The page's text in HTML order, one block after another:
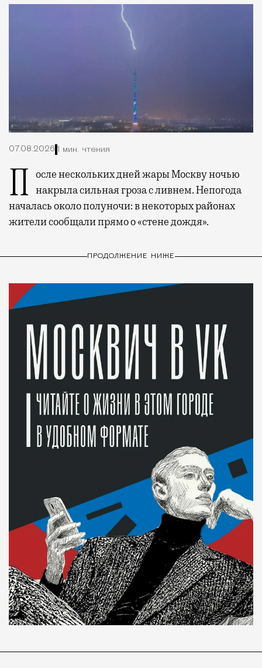
07.08.2026 1 мин. чтения
После нескольких дней жары Москву ночью накрыла сильная гроза с ливнем. Непогода
началась около полуночи: в некоторых районах
жители сообщали прямо о «стене дождя».
ПРОДОЛЖЕНИЕ НИЖЕ